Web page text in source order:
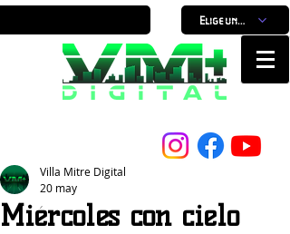
Elige un horario
Miércoles con cielo
Villa Mitre Digital
20 may